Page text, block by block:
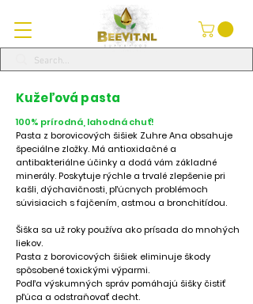
Kužeľová pasta
100% prírodná, lahodná chuť!
Pasta z borovicových šišiek Zuhre Ana obsahuje
špeciálne zložky. Má antioxidačné a
antibakteriálne účinky a dodá vám základné
minerály. Poskytuje rýchle a trvalé zlepšenie pri
kašli, dýchavičnosti, pľúcnych problémoch
súvisiacich s fajčením, astmou a bronchitídou.
Šiška sa už roky používa ako prísada do mnohých
liekov.
Pasta z borovicových šišiek eliminuje škody
spôsobené toxickými výparmi.
Podľa výskumných správ pomáhajú šišky čistiť
pľúca a odstraňovať decht.